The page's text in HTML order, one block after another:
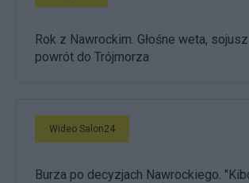
Rok z Nawrockim. Głośne weta,
powrót do Trójmorza
Wideo Salon24
Burza po decyzjach Nawrockiego.